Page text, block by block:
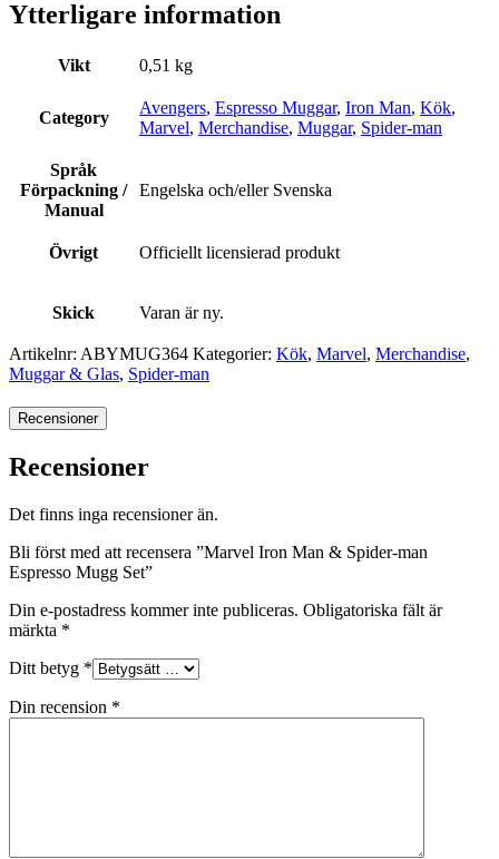
Ytterligare information
Vikt 0,51 kg
Category
Avengers, Espresso Muggar, Iron Man, Kök,
Marvel, Merchandise, Muggar, Spider-man
Språk
Förpackning /
Manual
Engelska och/eller Svenska
Övrigt Officiellt licensierad produkt
Skick Varan är ny.
Artikelnr: ABYMUG364 Kategorier: Kök, Marvel, Merchandise,
Muggar & Glas, Spider-man
Recensioner
Recensioner
Det finns inga recensioner än.
Bli först med att recensera ”Marvel Iron Man & Spider-man
Espresso Mugg Set”
Din e-postadress kommer inte publiceras. Obligatoriska fält är
märkta *
Ditt betyg *
Din recension *